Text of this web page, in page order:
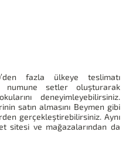
fazla ülkeye teslimatı
numune setler oluşturarak
deneyimleyebilirsiniz.
satın almasını Beymen gibi
gerçekleştirebilirsiniz. Aynı
sitesi ve mağazalarından da